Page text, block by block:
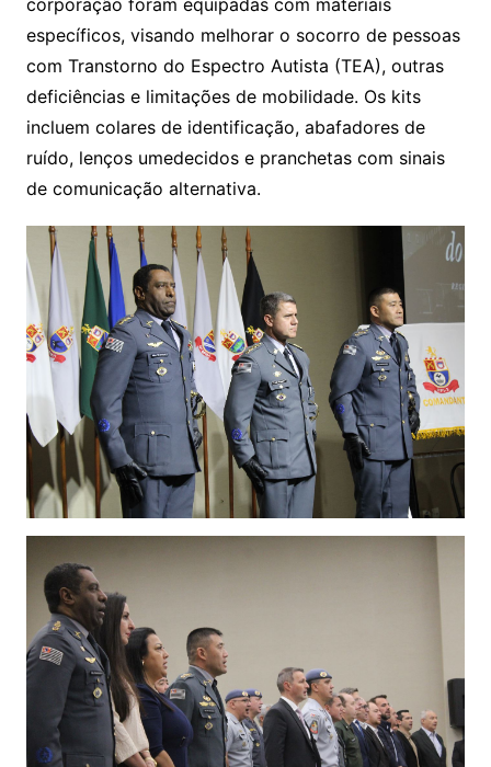
específicos, visando melhorar o socorro de pessoas
com Transtorno do Espectro Autista (TEA), outras
deficiências e limitações de mobilidade. Os kits
incluem colares de identificação, abafadores de
ruído, lenços umedecidos e pranchetas com sinais
de comunicação alternativa.